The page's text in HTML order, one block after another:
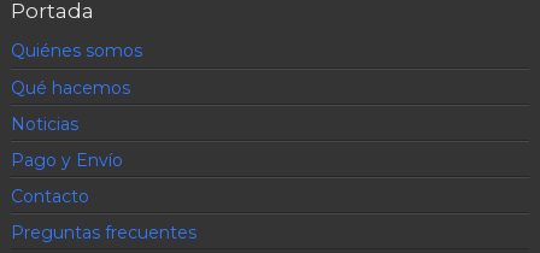
Portada
Quiénes somos
Qué hacemos
Noticias
Pago y Envío
Contacto
Preguntas frecuentes